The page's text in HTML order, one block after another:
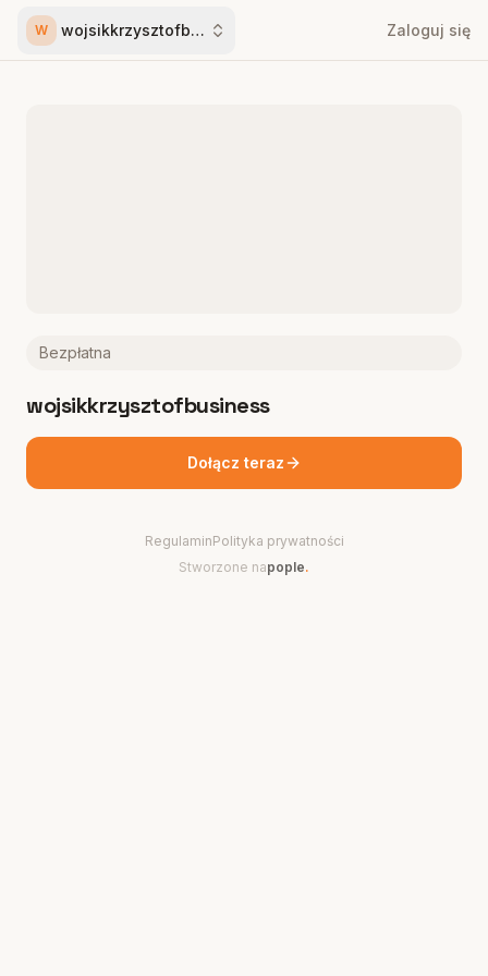
W wojsikkrzysztofbusiness Zaloguj się
Bezpłatna
wojsikkrzysztofbusiness
Dołącz teraz
RegulaminPolityka prywatności
Stworzone napople.